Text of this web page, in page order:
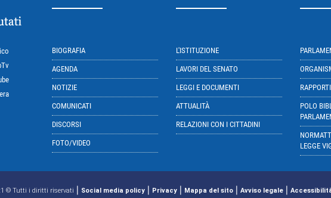
BIOGRAFIA
AGENDA
NOTIZIE
COMUNICATI
DISCORSI
FOTO/VIDEO
L'ISTITUZIONE
LAVORI DEL SENATO
LEGGI E DOCUMENTI
ATTUALITÀ
RELAZIONI CON I CITTADINI
POLO
LEGGE
© Tutti i diritti riservati | Social media policy | Privacy | Mappa del sito | Avviso legale |